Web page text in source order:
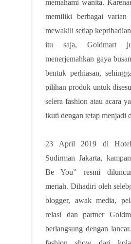
memahami wanita.
memiliki berbagai varian
mewakili setiap
itu saja, Goldmart
menerjemahkan gaya
bentuk perhiasan,
pilihan produk untuk
selera fashion atau acara
ikuti dengan tetap menjadi
23 April 2019 di
Sudirman Jakarta,
Be You” resmi
meriah. Dihadiri oleh
blogger, awak media,
relasi dan partner
berlangsung dengan